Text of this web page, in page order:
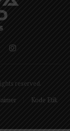
Instagram
reserved.
Kode Etik